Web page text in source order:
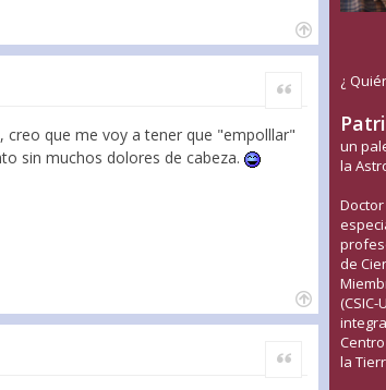
Citar
creo que me voy a tener que "empolllar"
sin muchos dolores de cabeza.
Citar
¿
un
la
de
la